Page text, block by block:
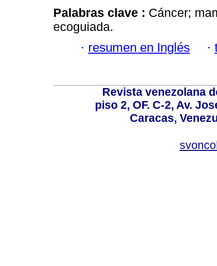
Palabras clave : Cáncer;
ecoguiada.
· resumen en Inglés ·
Revista venezolana
piso 2, OF. C-2, Av.
Caracas,